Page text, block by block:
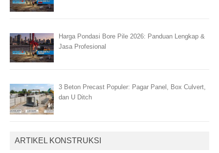
Harga Pondasi Bore Pile 2026: Panduan Lengkap &
Jasa Profesional
3 Beton Precast Populer: Pagar Panel, Box Culvert,
dan U Ditch
ARTIKEL KONSTRUKSI